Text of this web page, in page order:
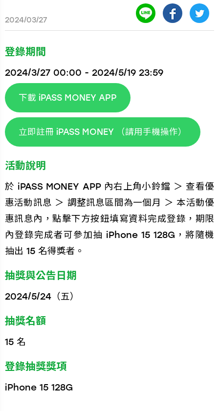
2024/03/27
登錄期間
2024/3/27 00:00 - 2024/5/19 23:59
下載 iPASS MONEY APP
立即註冊 iPASS MONEY （請用手機操作）
活動說明
於 iPASS MONEY APP 內右上角小鈴鐺 ＞ 查看優
惠活動訊息 ＞ 調整訊息區間為一個月 ＞ 本活動優
惠訊息內，點擊下方按鈕填寫資料完成登錄，期限
內登錄完成者可參加抽 iPhone 15 128G，將隨機
抽出 15 名得獎者。
抽獎與公告日期
2024/5/24（五）
抽獎名額
15 名
登錄抽獎獎項
iPhone 15 128G